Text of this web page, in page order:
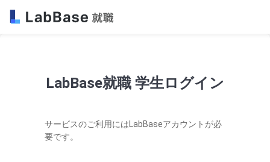
LabBase就職 学生ログイン
サービスのご利用にはLabBaseアカウントが必
要です。